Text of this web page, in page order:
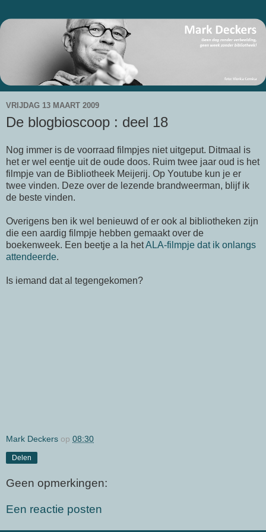
VRIJDAG 13 MAART 2009
De blogbioscoop : deel 18
Nog immer is de voorraad filmpjes niet uitgeput. Ditmaal is
het er wel eentje uit de oude doos. Ruim twee jaar oud is het
filmpje van de Bibliotheek Meijerij. Op Youtube kun je er
twee vinden. Deze over de lezende brandweerman, blijf ik
de beste vinden.
Overigens ben ik wel benieuwd of er ook al bibliotheken zijn
die een aardig filmpje hebben gemaakt over de
boekenweek. Een beetje a la hetALA-filmpje dat ik onlangs
attendeerde.
Is iemand dat al tegengekomen?
Mark Deckers op 08:30
Delen
Geen opmerkingen:
Een reactie posten